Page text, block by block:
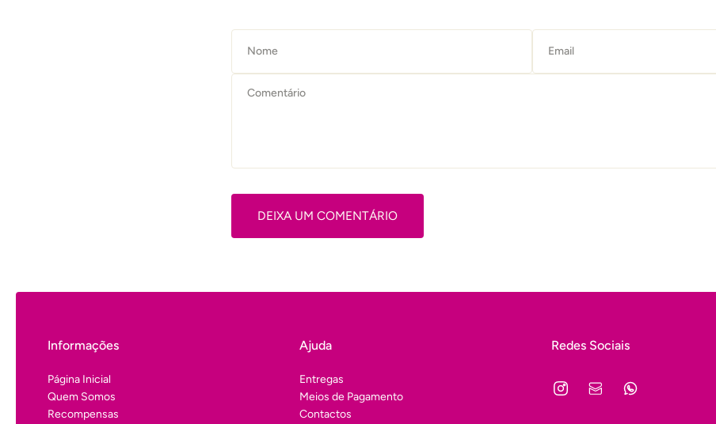
DEIXA UM COMENTÁRIO
Informações
Página Inicial
Quem Somos
Recompensas
Ajuda
Entregas
Meios de Pagamento
Contactos
Redes Sociais